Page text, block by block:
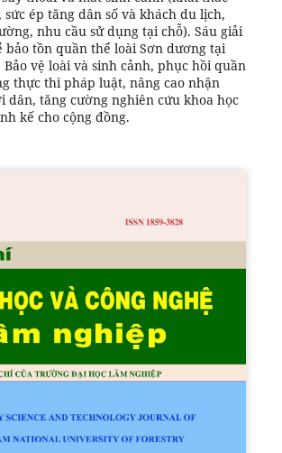
ép tăng dân số và khách du lịch,
nhu cầu sử dụng tại chỗ). Sáu giải
bảo tồn quần thể loài Sơn dương tại
Bảo vệ loài và sinh cảnh, phục hồi quần
thực thi pháp luật, nâng cao nhận
dân, tăng cường nghiên cứu khoa học
kế cho cộng đồng.